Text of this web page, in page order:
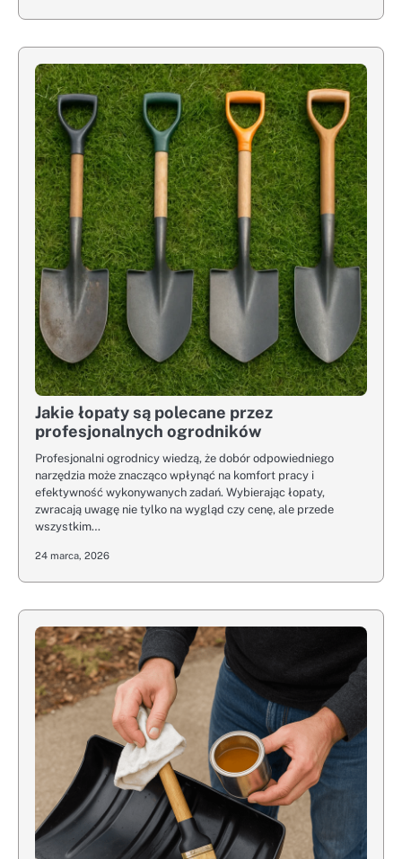
Jakie łopaty są polecane przez
profesjonalnych ogrodników
Profesjonalni ogrodnicy wiedzą, że dobór odpowiedniego
narzędzia może znacząco wpłynąć na komfort pracy i
efektywność wykonywanych zadań. Wybierając łopaty,
zwracają uwagę nie tylko na wygląd czy cenę, ale przede
wszystkim…
24 marca, 2026